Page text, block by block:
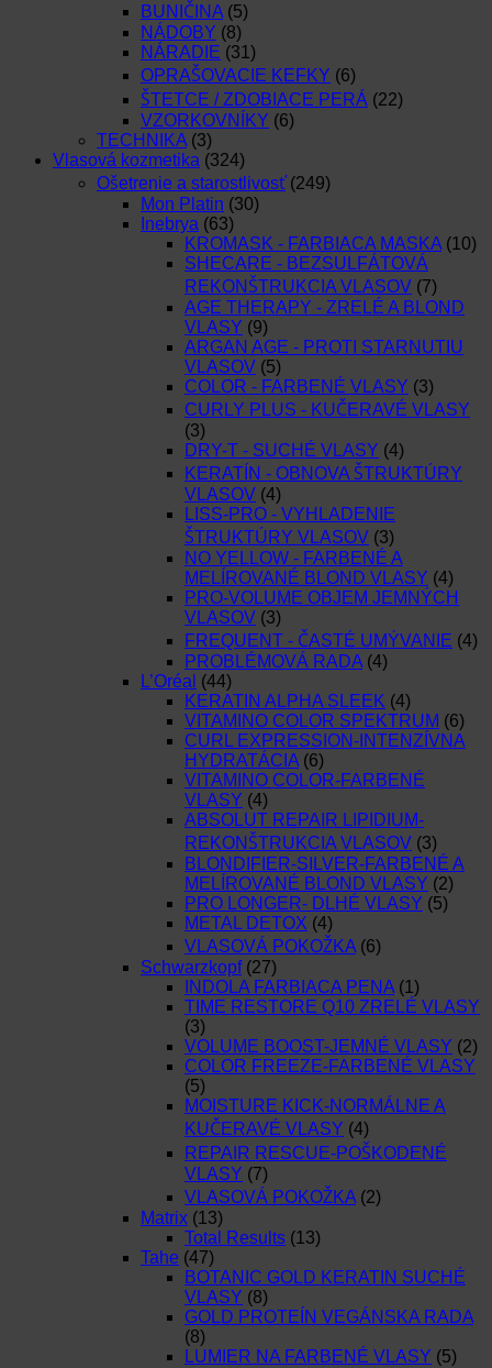
BUNIČINA (5)
NÁDOBY (8)
NÁRADIE (31)
OPRAŠOVACIE KEFKY (6)
ŠTETCE / ZDOBIACE PERÁ (22)
VZORKOVNÍKY (6)
TECHNIKA (3)
Vlasová kozmetika (324)
Ošetrenie a starostlivosť (249)
Mon Platin (30)
Inebrya (63)
KROMASK - FARBIACA MASKA (10)
SHECARE - BEZSULFÁTOVÁ
REKONŠTRUKCIA VLASOV (7)
AGE THERAPY - ZRELÉ A BLOND
VLASY (9)
ARGAN AGE - PROTI STARNUTIU
VLASOV (5)
COLOR - FARBENÉ VLASY (3)
CURLY PLUS - KUČERAVÉ VLASY
(3)
DRY-T - SUCHÉ VLASY (4)
KERATÍN - OBNOVA ŠTRUKTÚRY
VLASOV (4)
LISS-PRO - VYHLADENIE
ŠTRUKTÚRY VLASOV (3)
NO YELLOW - FARBENÉ A
MELÍROVANÉ BLOND VLASY (4)
PRO-VOLUME OBJEM JEMNÝCH
VLASOV (3)
FREQUENT - ČASTÉ UMÝVANIE (4)
PROBLÉMOVÁ RADA (4)
L’Oréal (44)
KERATIN ALPHA SLEEK (4)
VITAMINO COLOR SPEKTRUM (6)
CURL EXPRESSION-INTENZÍVNA
HYDRATÁCIA (6)
VITAMINO COLOR-FARBENÉ
VLASY (4)
ABSOLUT REPAIR LIPIDIUM-
REKONŠTRUKCIA VLASOV (3)
BLONDIFIER-SILVER-FARBENÉ A
MELÍROVANÉ BLOND VLASY (2)
PRO LONGER- DLHÉ VLASY (5)
METAL DETOX (4)
VLASOVÁ POKOŽKA (6)
Schwarzkopf (27)
INDOLA FARBIACA PENA (1)
TIME RESTORE Q10 ZRELÉ VLASY
(3)
VOLUME BOOST-JEMNÉ VLASY (2)
COLOR FREEZE-FARBENÉ VLASY
(5)
MOISTURE KICK-NORMÁLNE A
KUČERAVÉ VLASY (4)
REPAIR RESCUE-POŠKODENÉ
VLASY (7)
VLASOVÁ POKOŽKA (2)
Matrix (13)
Total Results (13)
Tahe (47)
BOTANIC GOLD KERATIN SUCHÉ
VLASY (8)
GOLD PROTEÍN VEGÁNSKA RADA
(8)
LUMIER NA FARBENÉ VLASY (5)